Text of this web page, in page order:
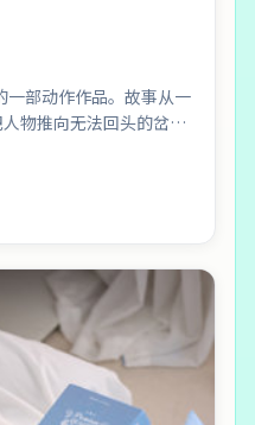
一部动作作品。故事从一
物推向无法回头的岔
有涨有落。